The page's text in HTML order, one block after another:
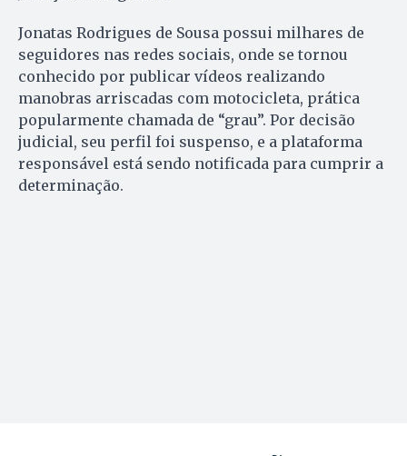
Jonatas Rodrigues de Sousa possui milhares de
seguidores nas redes sociais, onde se tornou
conhecido por publicar vídeos realizando
manobras arriscadas com motocicleta, prática
popularmente chamada de “grau”. Por decisão
judicial, seu perfil foi suspenso, e a plataforma
responsável está sendo notificada para cumprir a
determinação.